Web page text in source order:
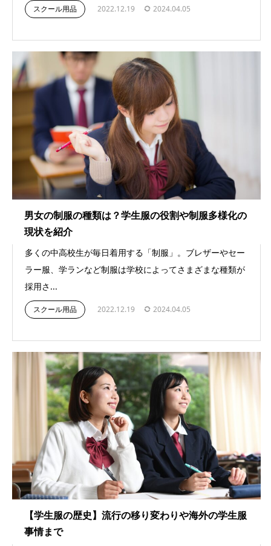
スクール用品 2022.12.19 2024.04.05
男女の制服の種類は？学生服の役割や制服多様化の
現状を紹介
多くの中高校生が毎日着用する「制服」。ブレザーやセー
ラー服、学ランなど制服は学校によってさまざまな種類が
採用さ...
スクール用品 2022.12.19 2024.04.05
【学生服の歴史】流行の移り変わりや海外の学生服
事情まで